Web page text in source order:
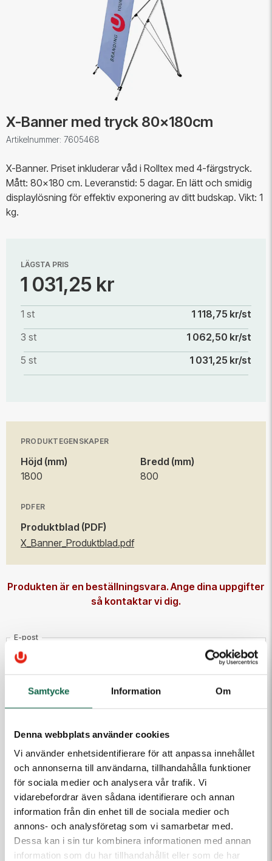
Samtycke Information Om
Denna webbplats använder cookies
Vi använder enhetsidentifierare för att anpassa innehållet
och annonserna till användarna, tillhandahålla funktioner
för sociala medier och analysera vår trafik. Vi
vidarebefordrar även sådana identifierare och annan
information från din enhet till de sociala medier och
annons- och analysföretag som vi samarbetar med.
Dessa kan i sin tur kombinera informationen med annan
information som du har tillhandahållit eller som de har
X-Banner med tryck 80x180cm
Artikelnummer: 7605468
X-Banner. Priset inkluderar våd i Rolltex med 4-färgstryck.
Mått: 80x180 cm. Leveranstid: 5 dagar. En lätt och smidig
displaylösning för effektiv exponering av ditt budskap. Vikt: 1
kg.
LÄGSTA PRIS
1 031,25 kr
1 st
1 118,75 kr/st
3 st
1 062,50 kr/st
5 st
1 031,25 kr/st
PRODUKTEGENSKAPER
Höjd (mm)
1800
Bredd (mm)
800
PDFER
Produktblad (PDF)
X_Banner_Produktblad.pdf
Produkten är en beställningsvara. Ange dina uppgifter
så kontaktar vi dig.
E-post
(Fyll i email först) Dra och släpp eller klicka för att ladda
upp filer